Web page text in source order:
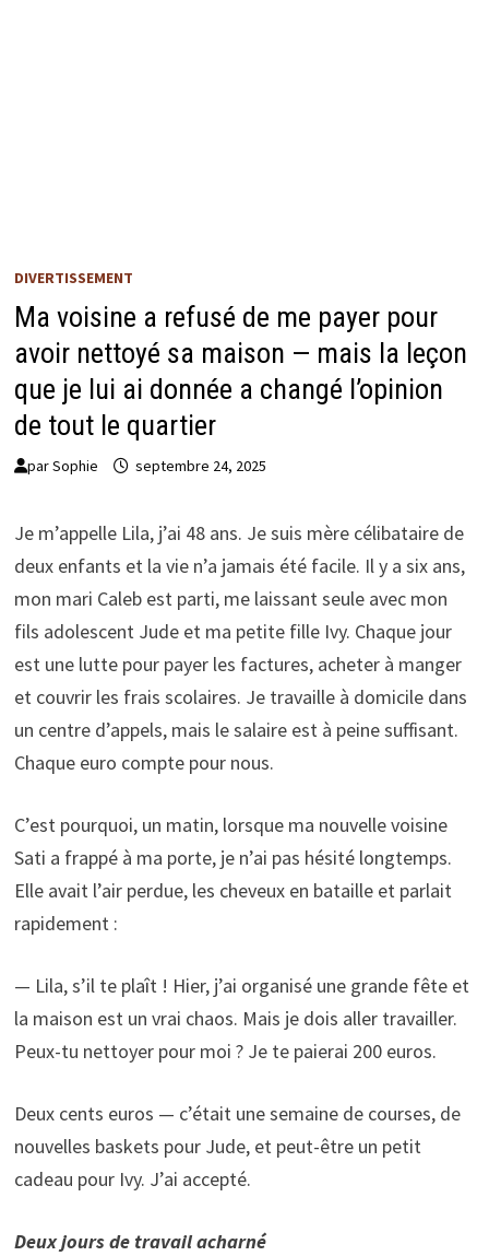
DIVERTISSEMENT
Ma voisine a refusé de me payer pour
avoir nettoyé sa maison — mais la leçon
que je lui ai donnée a changé l’opinion
de tout le quartier
parSophie septembre 24, 2025
Je m’appelle Lila, j’ai 48 ans. Je suis mère célibataire de
deux enfants et la vie n’a jamais été facile. Il y a six ans,
mon mari Caleb est parti, me laissant seule avec mon
fils adolescent Jude et ma petite fille Ivy. Chaque jour
est une lutte pour payer les factures, acheter à manger
et couvrir les frais scolaires. Je travaille à domicile dans
un centre d’appels, mais le salaire est à peine suffisant.
Chaque euro compte pour nous.
C’est pourquoi, un matin, lorsque ma nouvelle voisine
Sati a frappé à ma porte, je n’ai pas hésité longtemps.
Elle avait l’air perdue, les cheveux en bataille et parlait
rapidement :
— Lila, s’il te plaît ! Hier, j’ai organisé une grande fête et
la maison est un vrai chaos. Mais je dois aller travailler.
Peux-tu nettoyer pour moi ? Je te paierai 200 euros.
Deux cents euros — c’était une semaine de courses, de
nouvelles baskets pour Jude, et peut-être un petit
cadeau pour Ivy. J’ai accepté.
Deux jours de travail acharné